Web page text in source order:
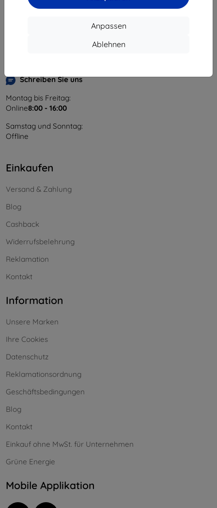
Anpassen
Ablehnen
USt-IdNr.:SK2023549671
Schreiben Sie uns
Montag bis Freitag:
Online8:00 - 16:00
Samstag und Sonntag:
Offline
Einkaufen
Versand & Zahlung
Blog
Cashback
Widerrufsbelehrung
Reklamation
Kontakt
Information
Unsere Marken
Ihre Cookies
Datenschutz
Reklamationsordnung
Geschäftsbedingungen
Blog
Kontakt
Einkauf ohne MwSt. für Unternehmen
Grüne Energie
Mobile Applikation